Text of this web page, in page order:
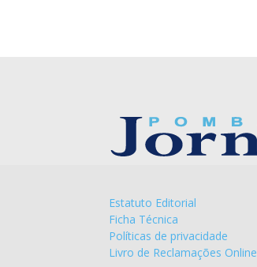
Estatuto Editorial
Ficha Técnica
Políticas de privacidade
Livro de Reclamações Online